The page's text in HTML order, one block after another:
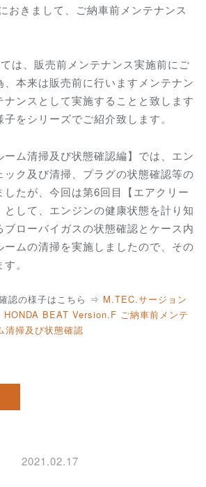
おきまして、ご納車前メンテナンス
は、販売前メンテナンス実施前にご
、本来は販売前に行いますメンテナン
ナンスとして実施することと致します
をシリーズでご紹介致します。
ム清掃及び状態確認編】では、エン
ック及び清掃、プラグの状態確認等の
たが、今回は第6回目【エアクリー
して、エンジンの健康状態を計り知
ブローバイガスの状態確認とケース内
ムの清掃を実施しましたので、その
。
認の様子はこちら ⇒ M.TEC.サージョン
HONDA BEAT Version.F ご納車前メンテ
清掃及び状態確認
2021.02.17